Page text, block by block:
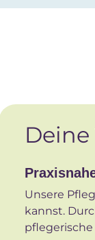
Unsere
kannst.